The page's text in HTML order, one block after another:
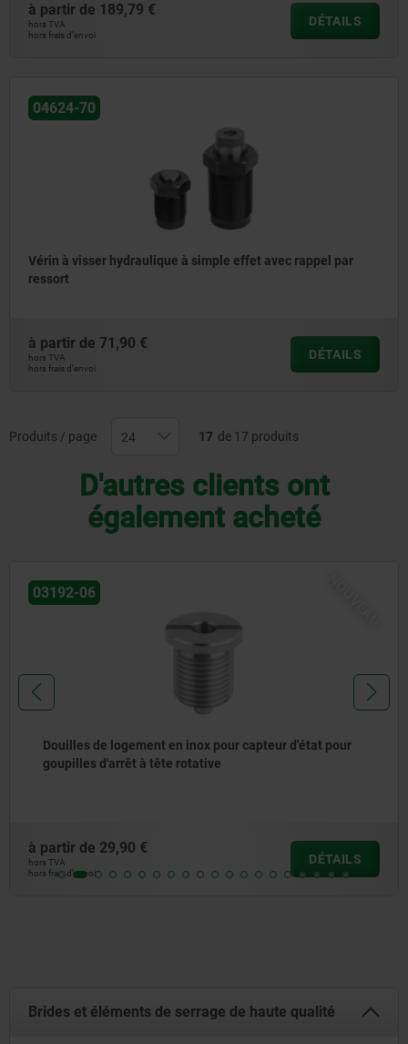
à partir de 189,79 €
hors TVA
hors frais d’envoi
DÉTAILS
04624-70
Vérin à visser hydraulique à simple effet avec rappel par
ressort
à partir de 71,90 €
hors TVA
hors frais d’envoi
DÉTAILS
Produits / page 17 de 17 produits
D'autres clients ont
également acheté
21322-10
Systèmes de guidage linéaires en aluminium avec
chariots de guidage à rouleaux
à partir de79,90 €
hors TVA
hors frais d’envoi
DÉTAILS
Brides et éléments de serrage de haute qualité